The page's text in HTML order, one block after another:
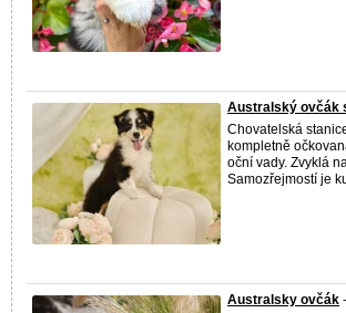
Australský ovčák
Chovatelská
kompletně
oční vady. Zvyklá
Samozřejmostí je
Australsky ovčák -